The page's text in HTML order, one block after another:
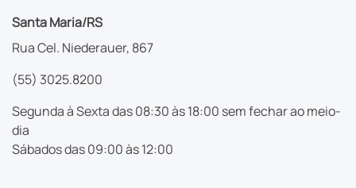
Santa Maria/RS
Rua Cel. Niederauer, 867
(55) 3025.8200
Segunda à Sexta das 08:30 às 18:00 sem fechar ao meio-
dia
Sábados das 09:00 às 12:00